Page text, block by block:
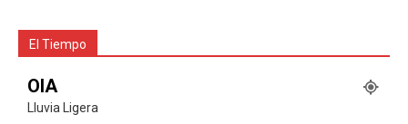
El Tiempo
OIA
Lluvia Ligera